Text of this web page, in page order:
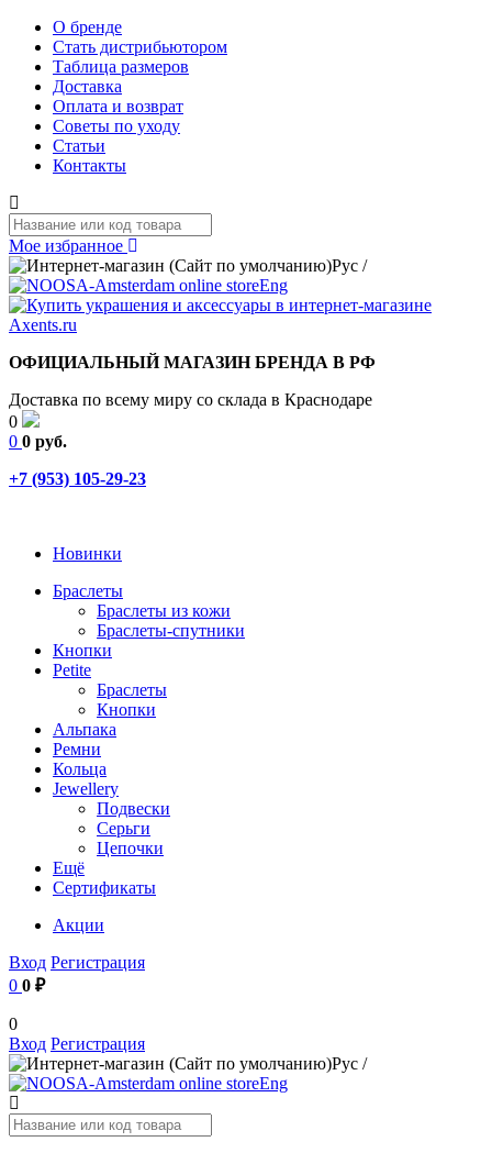
О бренде
Стать дистрибьютором
Таблица размеров
Доставка
Оплата и возврат
Советы по уходу
Статьи
Контакты
Мое избранное
Рус /
Eng
ОФИЦИАЛЬНЫЙ МАГАЗИН БРЕНДА В РФ
Доставка по всему миру со склада в Краснодаре
0
0 0 руб.
+7 (953) 105-29-23
Новинки
Браслеты
Браслеты из кожи
Браслеты-спутники
Кнопки
Petite
Браслеты
Кнопки
Альпака
Ремни
Кольца
Jewellery
Подвески
Серьги
Цепочки
Ещё
Сертификаты
Акции
Вход Регистрация
0 0 ₽
0
Вход Регистрация
Рус /
Eng